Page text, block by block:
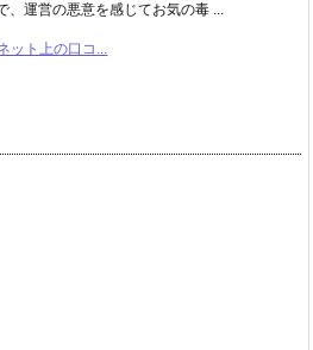
、運営の悪意を感じてお気の毒 ...
ット上の口コ...